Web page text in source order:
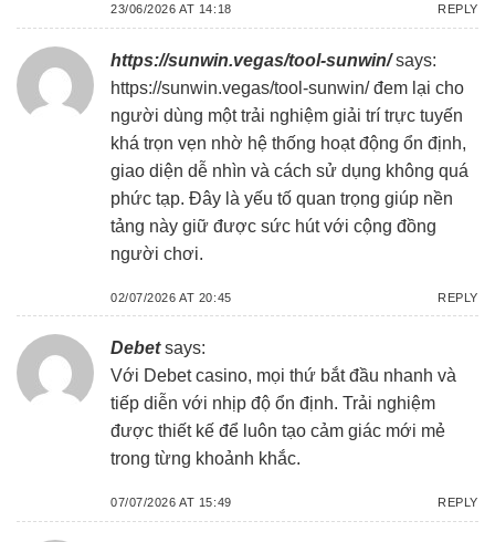
23/06/2026 AT 14:18 REPLY
https://sunwin.vegas/tool-sunwin/ says:
https://sunwin.vegas/tool-sunwin/đem lại cho
người dùng một trải nghiệm giải trí trực tuyến
khá trọn vẹn nhờ hệ thống hoạt động ổn định,
giao diện dễ nhìn và cách sử dụng không quá
phức tạp. Đây là yếu tố quan trọng giúp nền
tảng này giữ được sức hút với cộng đồng
người chơi.
02/07/2026 AT 20:45 REPLY
Debet says:
Với Debet casino, mọi thứ bắt đầu nhanh và
tiếp diễn với nhịp độ ổn định. Trải nghiệm
được thiết kế để luôn tạo cảm giác mới mẻ
trong từng khoảnh khắc.
07/07/2026 AT 15:49 REPLY